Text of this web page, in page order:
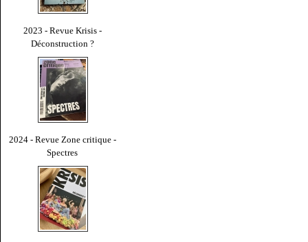
2023 - Revue Krisis -
Déconstruction ?
2024 - Revue Zone critique -
Spectres